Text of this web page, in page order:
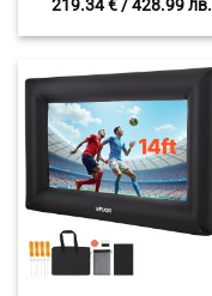
219.34€/ 428.99 лв.